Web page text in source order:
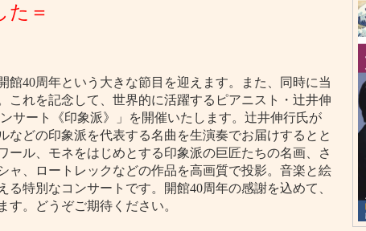
た＝
40周年という大きな節目を迎えます。また、同時に当
これを記念して、世界的に活躍するピアニスト・辻井伸
サート《印象派》」を開催いたします。辻井伸行氏が
などの印象派を代表する名曲を生演奏でお届けするとと
ール、モネをはじめとする印象派の巨匠たちの名画、さ
ャ、ロートレックなどの作品を高画質で投影。音楽と絵
特別なコンサートです。開館40周年の感謝を込めて、
。どうぞご期待ください。